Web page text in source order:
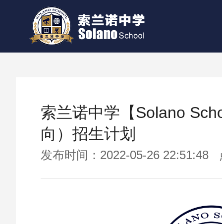
索兰诺中学【Solano
向）招生计划
发布时间：2022-05-26 22:51:48